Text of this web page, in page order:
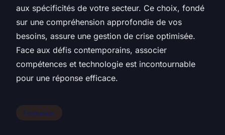
aux spécificités de votre secteur. Ce choix, fondé
sur une compréhension approfondie de vos
besoins, assure une gestion de crise optimisée.
Face aux défis contemporains, associer
compétences et technologie est incontournable
pour une réponse efficace.
Formation